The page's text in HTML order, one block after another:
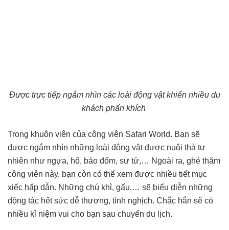
Được trực tiếp ngắm nhìn các loài động vật khiến nhiều du
khách phấn khích
Trong khuôn viên của công viên Safari World. Bạn sẽ
được ngắm nhìn những loài động vật được nuôi thả tự
nhiên như ngựa, hổ, báo đốm, sư tử,… Ngoài ra, ghé thăm
công viên này, bạn còn có thể xem được nhiều tiết mục
xiếc hấp dẫn. Những chú khỉ, gấu,… sẽ biểu diễn những
động tác hết sức dễ thương, tinh nghịch. Chắc hẳn sẽ có
nhiều kỉ niệm vui cho bạn sau chuyến du lịch.